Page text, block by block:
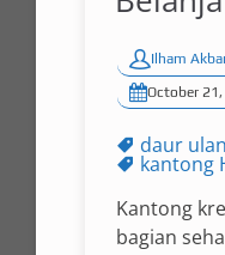
Ilham
October
daur
kantong
Kantong
bagian